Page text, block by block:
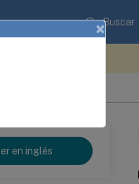
Buscar
en inglés
×